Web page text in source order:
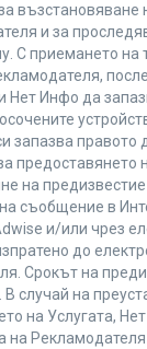
възстановяване
и за
С приемането на
Нет Инфо да
запазва правото
предоставянето
на
съобщение в
и/или чрез
до
Срокът на
случай на
на Услугата,
на Рекламодателя